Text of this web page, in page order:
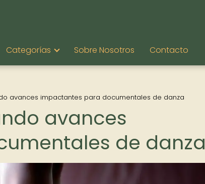
Categorías Sobre Nosotros Contacto
avances impactantes para documentales de danza
avances
de danza